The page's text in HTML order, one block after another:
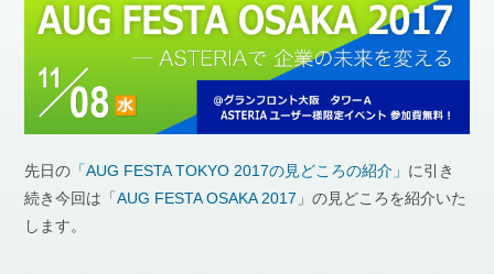
先日の 「AUG FESTA TOKYO 2017の見どころの紹介」 に引き
続き今回は「AUG FESTA OSAKA 2017 」の見どころを紹介いた
します。